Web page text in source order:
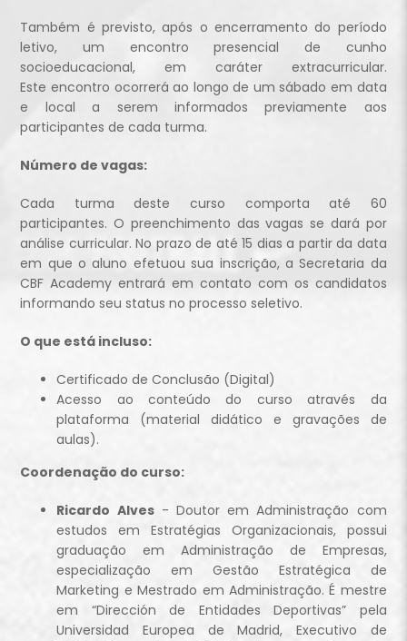
Também é previsto, após o encerramento do período
letivo, um encontro presencial de cunho
socioeducacional, em caráter extracurricular.
Este encontro ocorrerá ao longo de um sábado em data
e local a serem informados previamente aos
participantes de cada turma.
Número de vagas:
Cada turma deste curso comporta até 60
participantes. O preenchimento das vagas se dará por
análise curricular. No prazo de até 15 dias a partir da data
em que o aluno efetuou sua inscrição, a Secretaria da
CBF Academy entrará em contato com os candidatos
informando seu status no processo seletivo.
O que está incluso:
Certificado de Conclusão (Digital)
Acesso ao conteúdo do curso através da
plataforma (material didático e gravações de
aulas).
Coordenação do curso:
Ricardo Alves- Doutor em Administração com
estudos em Estratégias Organizacionais, possui
graduação em Administração de Empresas,
especialização em Gestão Estratégica de
Marketing e Mestrado em Administração. É mestre
em “Dirección de Entidades Deportivas” pela
Universidad Europea de Madrid, Executivo de